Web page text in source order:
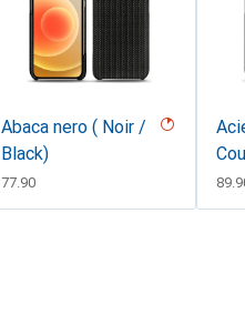
Abaca nero ( Noir /
Black)
CHF
77.90 CHF